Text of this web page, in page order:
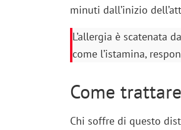
minuti dall’inizio
L’allergia è scatenata
come l’istamina,
Come
Chi soffre di questo